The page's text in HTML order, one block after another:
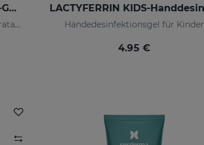
LACTYFERRIN Intim-Hygiene-Gel 200 Ml
Maximale Hygiene, Pflege und Hydratation Händedesinfektionsgel für Kinder
4.95 €